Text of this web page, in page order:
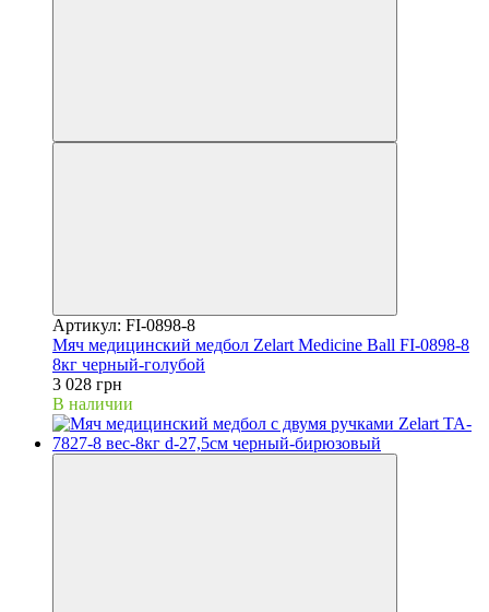
Артикул: FI-0898-8
Мяч медицинский медбол Zelart Medicine Ball FI-0898-8
8кг черный-голубой
3 028 грн
В наличии